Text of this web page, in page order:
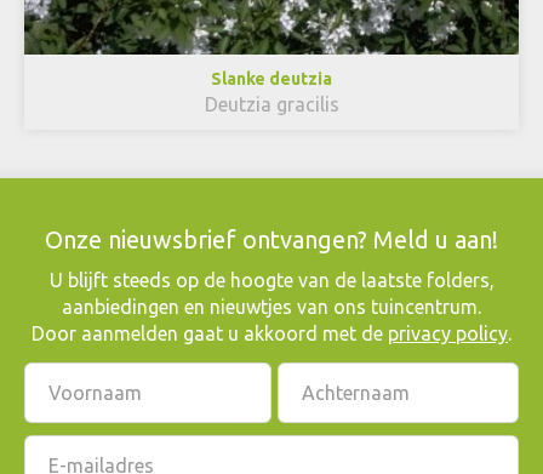
Slanke deutzia
Deutzia gracilis
Onze nieuwsbrief ontvangen? Meld u aan!
​U blijft steeds op de hoogte van de laatste folders,
aanbiedingen en nieuwtjes van ons tuincentrum.
Door aanmelden gaat u akkoord met de privacy policy.